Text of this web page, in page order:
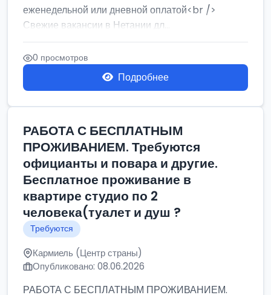
еженедельной или дневной оплатой<br />
Свежие вакансии в Нетании дл...
0 просмотров
Подробнее
РАБОТА С БЕСПЛАТНЫМ
ПРОЖИВАНИЕМ. Требуются
официанты и повара и другие.
Бесплатное проживание в
квартире студио по 2
человека(туалет и душ ?
Требуются
Кармиель (Центр страны)
Опубликовано: 08.06.2026
РАБОТА С БЕСПЛАТНЫМ ПРОЖИВАНИЕМ.